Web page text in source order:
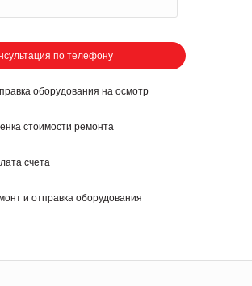
по телефону
оборудования на осмотр
стоимости ремонта
счета
и отправка оборудования